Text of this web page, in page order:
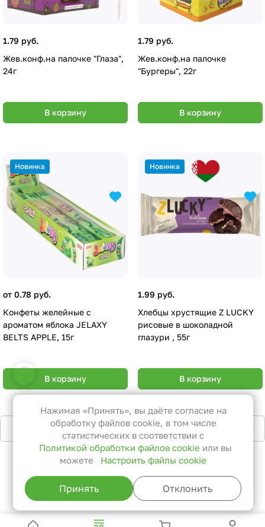
1.79 руб.
Жев.конф.на палочке "Глаза",
24г
В корзину
1.79 руб.
Жев.конф.на палочке
"Бургеры", 22г
В корзину
Новинка
от 0.78 руб.
Конфеты желейные с
ароматом яблока JELAXY
BELTS APPLE, 15г
В корзину
Новинка
1.99 руб.
Хлебцы хрустящие Z LUCKY
рисовые в шоколадной
глазури , 55г
В корзину
Загрузить еще
1 2 ... 29
Настройки файлов cookie
Функциональные
Эти файлы необходимы для
функционирования сайта и не
могут быть отключены в наших
системах. Вы можете настроить
браузер так, чтобы он блокировал
их или уведомлял вас об их
использовании, но в таком случае
сайта не будут работать.
Нажимая «Принять», вы даёте согласие на
обработку файлов cookie, в том числе
статистических в соответствии с
Политикой обработки файлов cookie или вы
можете
Настроить файлы cookie
Принять Отклонить